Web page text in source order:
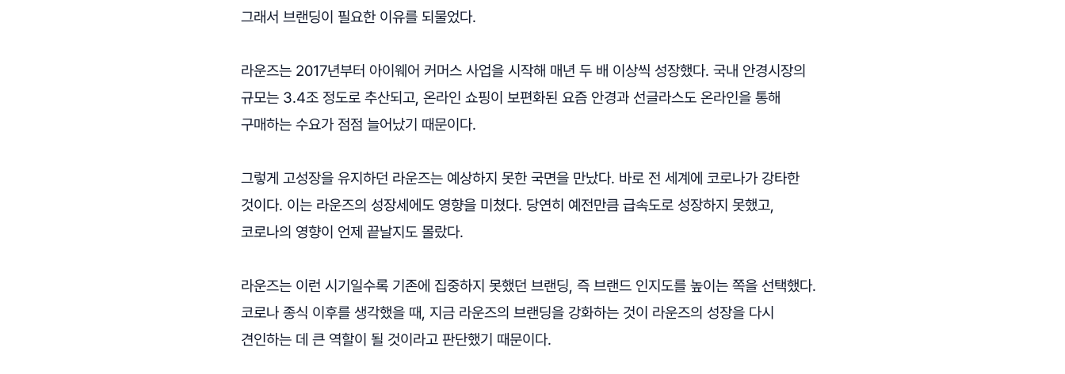
그래서 브랜딩이 필요한 이유를 되물었다.
라운즈는 2017년부터 아이웨어 커머스 사업을 시작해 매년 두 배 이상씩 성장했다. 국내 안경시장의
규모는 3.4조 정도로 추산되고, 온라인 쇼핑이 보편화된 요즘 안경과 선글라스도 온라인을 통해
구매하는 수요가 점점 늘어났기 때문이다.
그렇게 고성장을 유지하던 라운즈는 예상하지 못한 국면을 만났다. 바로 전 세계에 코로나가 강타한
것이다. 이는 라운즈의 성장세에도 영향을 미쳤다. 당연히 예전만큼 급속도로 성장하지 못했고,
코로나의 영향이 언제 끝날지도 몰랐다.
라운즈는 이런 시기일수록 기존에 집중하지 못했던 브랜딩, 즉 브랜드 인지도를 높이는 쪽을 선택했다.
코로나 종식 이후를 생각했을 때, 지금 라운즈의 브랜딩을 강화하는 것이 라운즈의 성장을 다시
견인하는 데 큰 역할이 될 것이라고 판단했기 때문이다.